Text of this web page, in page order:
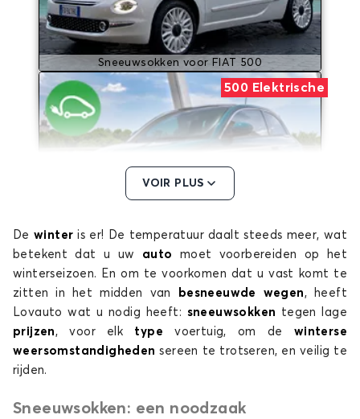
Sneeuwsokken voor FIAT 500
500 Elektrische
Sneeuwsokken voor FIAT 500 Elektrische
600
VOIR PLUS
De winteris er! De temperatuur daalt steeds meer, wat
betekent dat u uw auto moet voorbereiden op het
winterseizoen. En om te voorkomen dat u vast komt te
zitten in het midden van
besneeuwde wegen, heeft
Lovauto wat u nodig heeft: sneeuwsokken tegen lage
prijzen, voor elk typevoertuig, om de winterse
weersomstandighedensereen te trotseren, en veilig te
rijden.
Sneeuwsokken: een noodzaak